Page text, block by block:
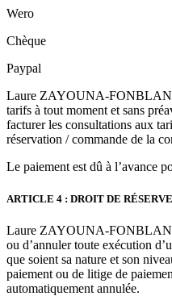
Wero
Chèque
Paypal
Laure ZAYOUNA-
tarifs à tout moment et sans
facturer les consultations aux
réservation / commande de la
Le paiement est dû à l’avance
ARTICLE 4 : DROIT DE RÉSERVE
Laure ZAYOUNA-
ou d’annuler toute exécution
que soient sa nature et son
paiement ou de litige de
automatiquement annulée.